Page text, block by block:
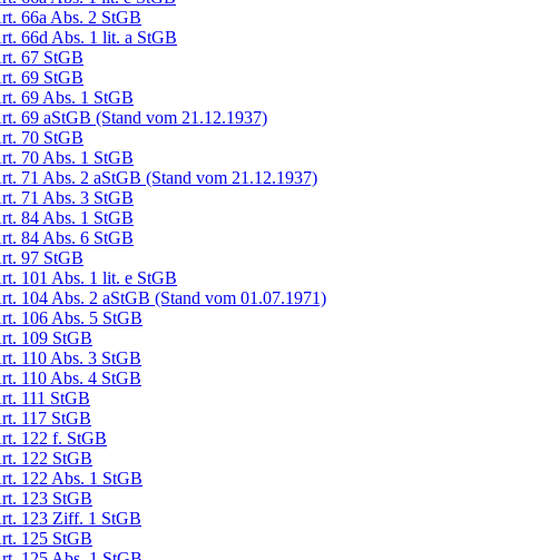
66a Abs. 2 StGB
66d Abs. 1 lit. a StGB
67 StGB
69 StGB
69 Abs. 1 StGB
69 aStGB (Stand vom 21.12.1937)
70 StGB
70 Abs. 1 StGB
71 Abs. 2 aStGB (Stand vom 21.12.1937)
71 Abs. 3 StGB
84 Abs. 1 StGB
84 Abs. 6 StGB
97 StGB
101 Abs. 1 lit. e StGB
104 Abs. 2 aStGB (Stand vom 01.07.1971)
106 Abs. 5 StGB
109 StGB
110 Abs. 3 StGB
110 Abs. 4 StGB
111 StGB
117 StGB
122 f. StGB
122 StGB
122 Abs. 1 StGB
123 StGB
123 Ziff. 1 StGB
125 StGB